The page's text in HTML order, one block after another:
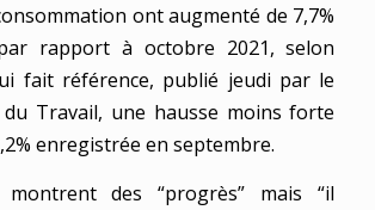
ont augmenté de 7,7%
rapport à octobre 2021, selon
fait référence, publié jeudi par le
Travail, une hausse moins forte
enregistrée en septembre.
montrent des “progrès” mais “il